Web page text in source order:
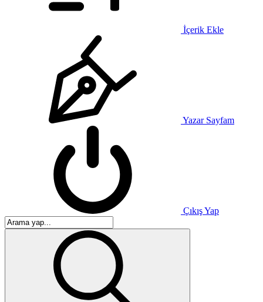
İçerik Ekle
Yazar Sayfam
Çıkış Yap